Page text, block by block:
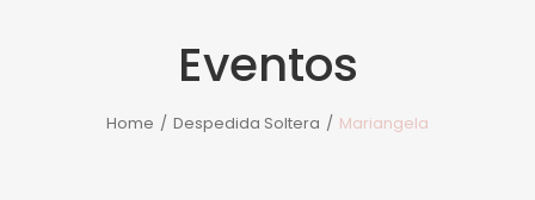
Eventos
Home / Despedida Soltera / Mariangela